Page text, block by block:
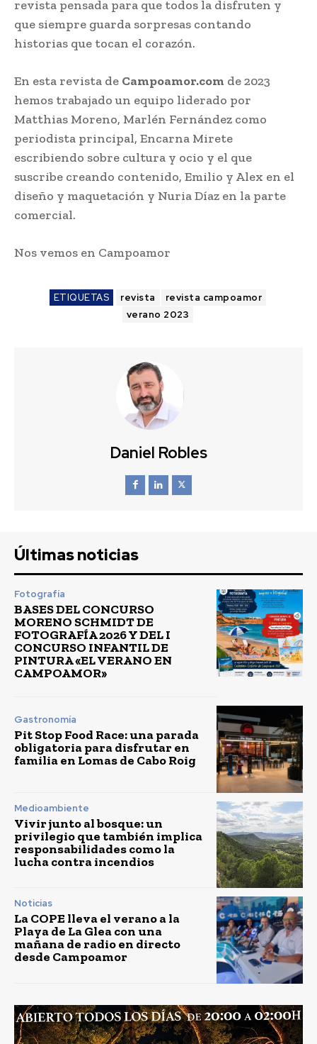
revista pensada para que todos la disfruten y
que siempre guarda sorpresas contando
historias que tocan el corazón.
En esta revista de Campoamor.com de 2023
hemos trabajado un equipo liderado por
Matthias Moreno, Marlén Fernández como
periodista principal, Encarna Mirete
escribiendo sobre cultura y ocio y el que
suscribe creando contenido, Emilio y Alex en el
diseño y maquetación y Nuria Díaz en la parte
comercial.
Nos vemos en Campoamor
ETIQUETAS revista
revista campoamor
verano 2023
Daniel Robles
Últimas noticias
Fotografía
BASES DEL CONCURSO
MORENO SCHMIDT DE
FOTOGRAFÍA 2026 Y DEL I
CONCURSO INFANTIL DE
PINTURA «EL VERANO EN
CAMPOAMOR»
Gastronomía
Pit Stop Food Race: una parada
obligatoria para disfrutar en
familia en Lomas de Cabo Roig
Medioambiente
Vivir junto al bosque: un
privilegio que también implica
responsabilidades como la
lucha contra incendios
Noticias
La COPE lleva el verano a la
Playa de La Glea con una
mañana de radio en directo
desde Campoamor